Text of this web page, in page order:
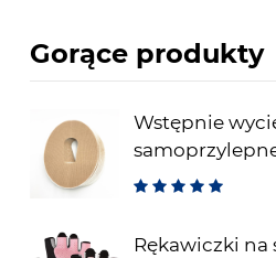
Gorące produkty
Wstępnie
Dexcom
ograniczonego
Rękawiczki na